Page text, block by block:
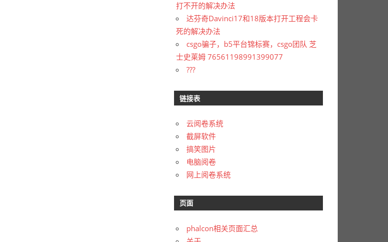
打不开的解决办法
达芬奇Davinci17和18版本打开工程会卡
死的解决办法
csgo骗子，b5平台锦标赛，csgo团队 芝
士史莱姆 76561198991399077
???
链接表
云阅卷系统
截屏软件
搞笑图片
电脑阅卷
网上阅卷系统
页面
phalcon相关页面汇总